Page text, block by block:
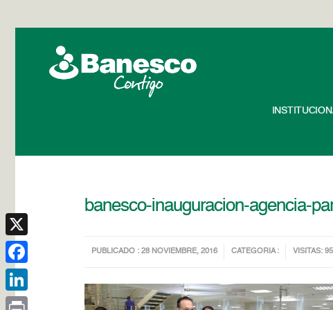
banesco-inauguracion-agencia-
PUBLICADO : 28 NOVIEMBRE, 2016 CATEGORIA : VISITAS: 95
X
Facebook
LinkedIn